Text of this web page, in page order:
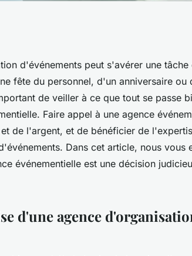
une
d'événements peut s'avérer une
fête du personnel, d'un anniversaire ou
de veiller à ce que tout se passe
Faire appel à une agence
de l'argent, et de bénéficier de
Dans cet article, nous vous
événementielle est une décision
d'une agence